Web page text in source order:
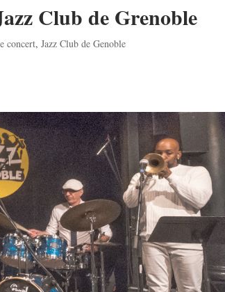
Club de Grenoble
concert, Jazz Club de Genoble